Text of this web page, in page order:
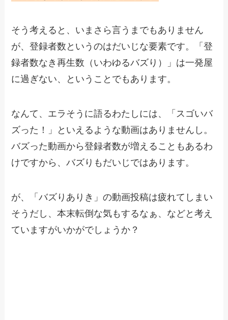
そう考えると、いまさら言うまでもありません
が、登録者数というのはだいじな要素です。「登
録者数なき再生数（いわゆるバズり）」は一発屋
に過ぎない、ということでもあります。
なんて、エラそうに語るわたしには、「スゴいバ
ズった！」といえるような動画はありませんし。
バズった動画から登録者数が増えることもあるわ
けですから、バズりもだいじではあります。
が、「バズりありき」の動画投稿は疲れてしまい
そうだし、本末転倒な気もするなぁ、などと考え
ていますがいかがでしょうか？